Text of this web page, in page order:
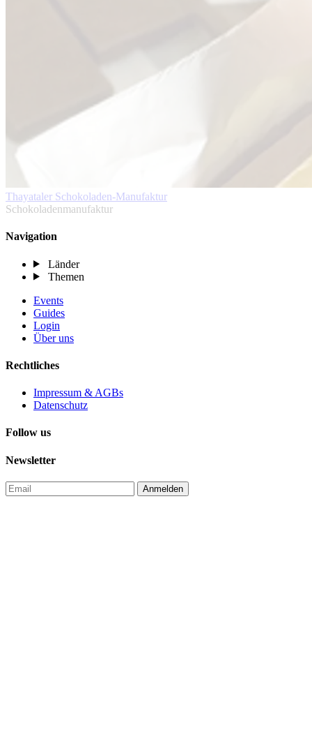
Thayataler Schokoladen-Manufaktur
Schokoladenmanufaktur
Navigation
Länder
Themen
Events
Guides
Login
Über uns
Rechtliches
Impressum & AGBs
Datenschutz
Follow us
Newsletter
Anmelden